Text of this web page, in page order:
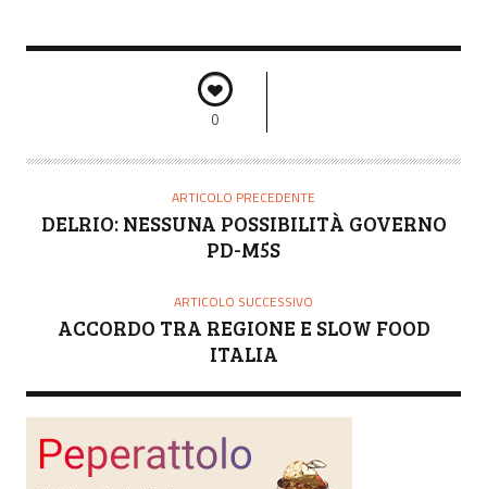
0
ARTICOLO PRECEDENTE
DELRIO: NESSUNA POSSIBILITÀ GOVERNO
PD-M5S
ARTICOLO SUCCESSIVO
ACCORDO TRA REGIONE E SLOW FOOD
ITALIA